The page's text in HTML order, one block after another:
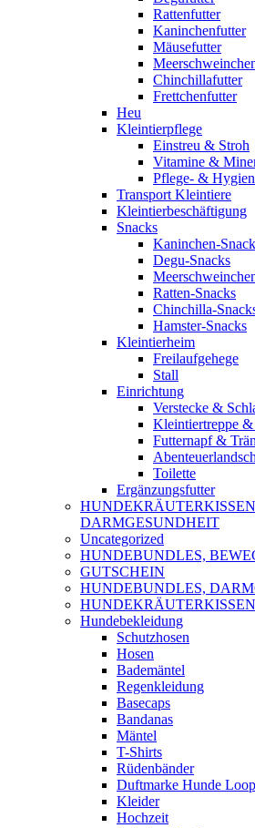
Rattenfutter
Kaninchenfutter
Mäusefutter
Chinchillafutter
Frettchenfutter
Heu
Kleintierpflege
Einstreu & Stroh
Vitamine &
Pflege- &
Transport Kleintiere
Kleintierbeschäftigung
Snacks
Kaninchen-
Degu-Snacks
Ratten-Snacks
Chinchilla-
Hamster-Snacks
Kleintierheim
Freilaufgehege
Stall
Einrichtung
Verstecke &
Kleintiertreppe
Futternapf &
Toilette
Ergänzungsfutter
DARMGESUNDHEIT
Uncategorized
HUNDEBUNDLES,
GUTSCHEIN
HUNDEBUNDLES,
Hundebekleidung
Schutzhosen
Hosen
Bademäntel
Regenkleidung
Basecaps
Bandanas
Mäntel
T-Shirts
Rüdenbänder
Duftmarke Hunde Loop
Kleider
Hochzeit